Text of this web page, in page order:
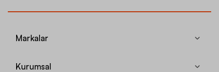
Markalar
Kurumsal